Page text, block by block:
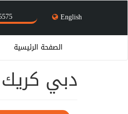
English
الصفحة الرئيسية
دبي كريك